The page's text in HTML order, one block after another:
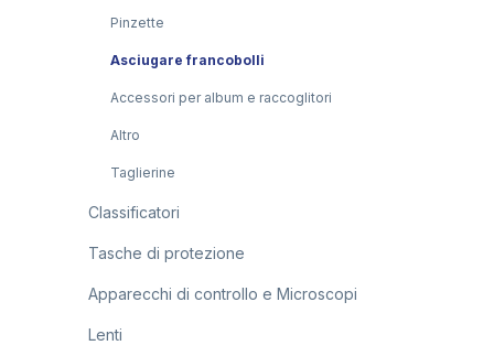
Pinzette
Asciugare francobolli
Accessori per album e raccoglitori
Altro
Taglierine
Classificatori
Tasche di protezione
Apparecchi di controllo e Microscopi
Lenti